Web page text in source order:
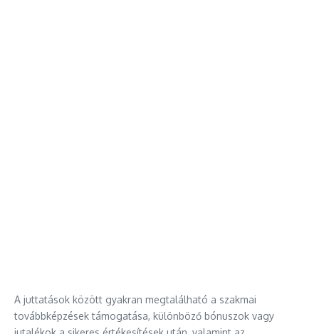
A juttatások között gyakran megtalálható a szakmai
továbbképzések támogatása, különböző bónuszok vagy